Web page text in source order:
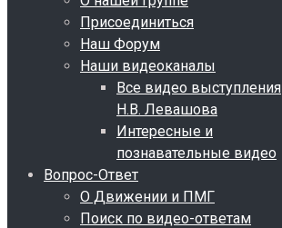
Присоединиться
Наш Форум
Наши видеоканалы
Все видео выступления
Н.В. Левашова
Интересные и
познавательные видео
Вопрос-Ответ
О Движении и ПМГ
Поиск по видео-ответам